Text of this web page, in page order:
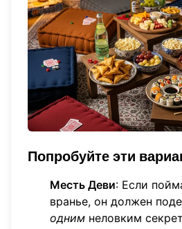
Попробуйте эти
Месть Деви: Если
вранье, он должен
одним неловким